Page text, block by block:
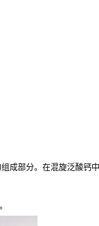
部分。在混旋泛酸钙